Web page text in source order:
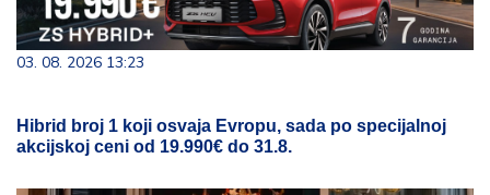
03. 08. 2026 13:23
Hibrid broj 1 koji osvaja Evropu, sada po specijalnoj
akcijskoj ceni od 19.990€ do 31.8.